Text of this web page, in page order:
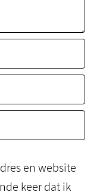
en website
keer dat ik